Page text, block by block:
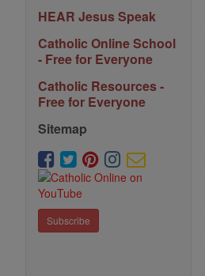
HEAR Jesus Speak
Catholic Online School
- Free for Everyone
Catholic Resources -
Free for Everyone
Sitemap
Subscribe